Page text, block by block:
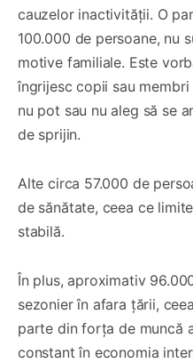
cauzelor inactivității. O
100.000 de persoane, nu
motive familiale. Este
îngrijesc copii sau
nu pot sau nu aleg să se
de sprijin.
Alte circa 57.000 de
de sănătate, ceea ce
stabilă.
În plus, aproximativ
sezonier în afara țării,
parte din forța de muncă
constant în economia